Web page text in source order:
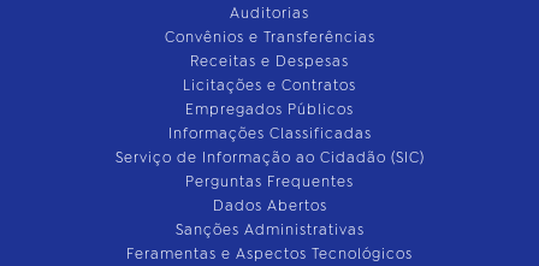
Auditorias
Convênios e Transferências
Receitas e Despesas
Licitações e Contratos
Empregados Públicos
Informações Classificadas
Serviço de Informação ao Cidadão (SIC)
Perguntas Frequentes
Dados Abertos
Sanções Administrativas
Feramentas e Aspectos Tecnológicos